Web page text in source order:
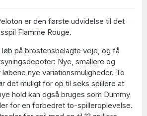
er den første udvidelse til det
Flamme Rouge.
på brostensbelagte veje, og få
Nye, smallere og
nye variationsmuligheder. To
det muligt for op til seks spillere at
hold kan også bruges som Dummy
for en forbedret to-spilleroplevelse.